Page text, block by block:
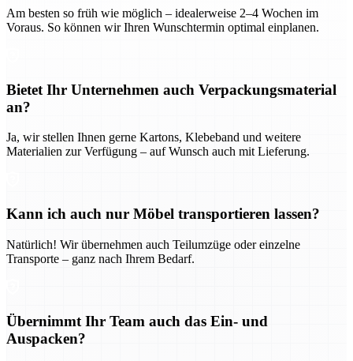
Am besten so früh wie möglich – idealerweise 2–4 Wochen im
Voraus. So können wir Ihren Wunschtermin optimal einplanen.
Bietet Ihr Unternehmen auch Verpackungsmaterial
an?
Ja, wir stellen Ihnen gerne Kartons, Klebeband und weitere
Materialien zur Verfügung – auf Wunsch auch mit Lieferung.
Kann ich auch nur Möbel transportieren lassen?
Natürlich! Wir übernehmen auch Teilumzüge oder einzelne
Transporte – ganz nach Ihrem Bedarf.
Übernimmt Ihr Team auch das Ein- und
Auspacken?